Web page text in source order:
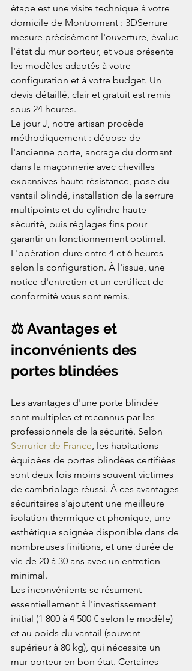
étape est une visite technique à votre
domicile de Montromant : 3DSerrure
mesure précisément l'ouverture, évalue
l'état du mur porteur, et vous présente
les modèles adaptés à votre
configuration et à votre budget. Un
devis détaillé, clair et gratuit est remis
sous 24 heures.
Le jour J, notre artisan procède
méthodiquement : dépose de
l'ancienne porte, ancrage du dormant
dans la maçonnerie avec chevilles
expansives haute résistance, pose du
vantail blindé, installation de la serrure
multipoints et du cylindre haute
sécurité, puis réglages fins pour
garantir un fonctionnement optimal.
L'opération dure entre 4 et 6 heures
selon la configuration. À l'issue, une
notice d'entretien et un certificat de
conformité vous sont remis.
⚖️ Avantages et
inconvénients des
portes blindées
Les avantages d'une porte blindée
sont multiples et reconnus par les
professionnels de la sécurité. Selon
Serrurier de France , les habitations
équipées de portes blindées certifiées
sont deux fois moins souvent victimes
de cambriolage réussi. À ces avantages
sécuritaires s'ajoutent une meilleure
isolation thermique et phonique, une
esthétique soignée disponible dans de
nombreuses finitions, et une durée de
vie de 20 à 30 ans avec un entretien
minimal.
Les inconvénients se résument
essentiellement à l'investissement
initial (1 800 à 4 500 € selon le modèle)
et au poids du vantail (souvent
supérieur à 80 kg), qui nécessite un
mur porteur en bon état. Certaines